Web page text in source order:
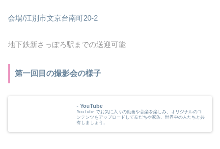
会場/江別市文京台南町20-2
地下鉄新さっぽろ駅までの送迎可能
第一回目の撮影会の様子
- YouTube
YouTube でお気に入りの動画や音楽を楽しみ、オリジナルのコ
ンテンツをアップロードして友だちや家族、世界中の人たちと共
有しましょう。